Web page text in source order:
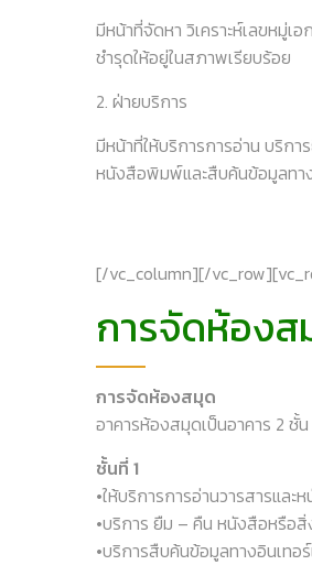
มีหน้าที่จัดหา วิเคราะห์เลขห
ชำรุดให้อยู่ในสภาพเรียบร้อย
2. ฝ่ายบริการ
มีหน้าที่ให้บริการการอ่าน บริก
หนังสือพิมพ์และสืบค้นข้อมูลทา
[/vc_column][/
การจัดห้อง
การจัดห้องสมุด
อาคารห้องสมุดเป็นอาคาร 2
ชั้นที่ 1
•ให้บริการการอ่านวารสารแล
•บริการ ยืม – คืน หนังสือหรือ
•บริการสืบค้นข้อมูลทางอินเทอ